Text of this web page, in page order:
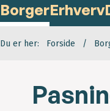
BorgerErhverv
Du er her: Forside